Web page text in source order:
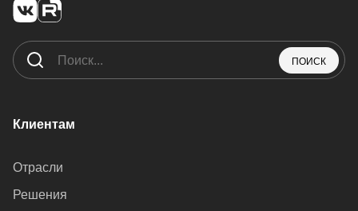
ПОИСК
Клиентам
Отрасли
Решения